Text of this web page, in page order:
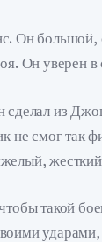
Он большой,
Он уверен в
сделал из
не смог так
такой